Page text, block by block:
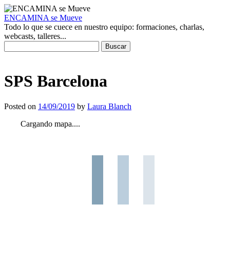
ENCAMINA se Mueve
Todo lo que se cuece en nuestro equipo: formaciones, charlas,
webcasts, talleres...
SPS Barcelona
Posted on 14/09/2019 by Laura Blanch
Cargando mapa....